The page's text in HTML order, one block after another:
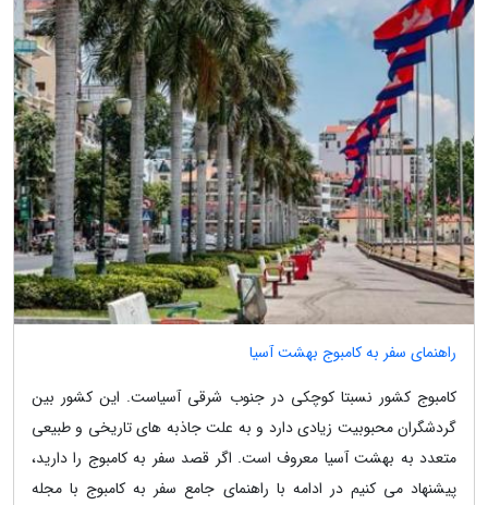
راهنمای سفر به کامبوج بهشت آسیا
کامبوج کشور نسبتا کوچکی در جنوب شرقی آسیاست. این کشور بین
گردشگران محبوبیت زیادی دارد و به علت جاذبه های تاریخی و طبیعی
متعدد به بهشت آسیا معروف است. اگر قصد سفر به کامبوج را دارید،
پیشنهاد می کنیم در ادامه با راهنمای جامع سفر به کامبوج با مجله